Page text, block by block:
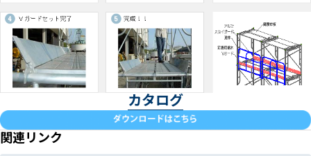
カタログ
関連リンク